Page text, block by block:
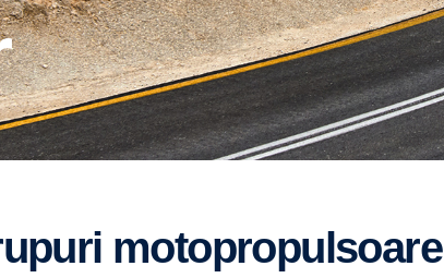
motopropulsoare